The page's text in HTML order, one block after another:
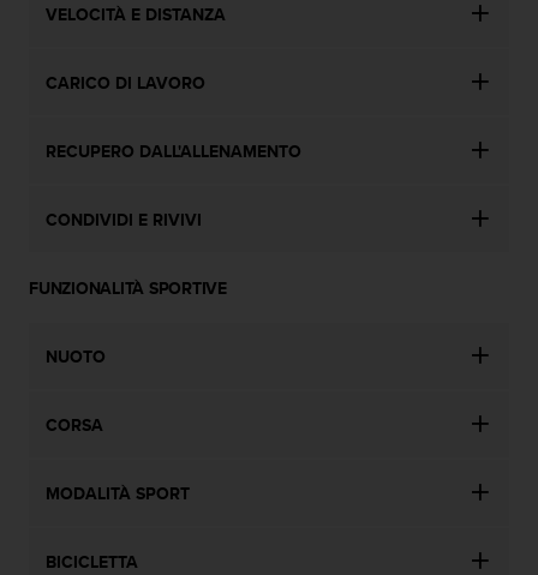
VELOCITÀ E DISTANZA
CARICO DI LAVORO
RECUPERO DALL'ALLENAMENTO
CONDIVIDI E RIVIVI
FUNZIONALITÀ SPORTIVE
NUOTO
CORSA
MODALITÀ SPORT
BICICLETTA